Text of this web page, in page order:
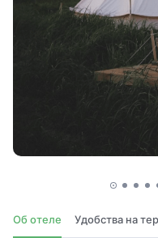
Об отеле Удобства на